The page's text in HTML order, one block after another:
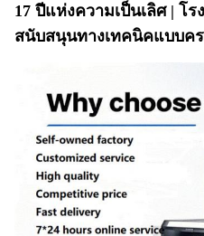
17 ปีแห่งความเป็นเลิศ | โร
สนับสนุนทางเทคนิคแบบค